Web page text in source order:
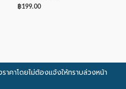
฿199.00
าคาโดยไม่ต้องแจ้งให้ทราบล่วงหน้า